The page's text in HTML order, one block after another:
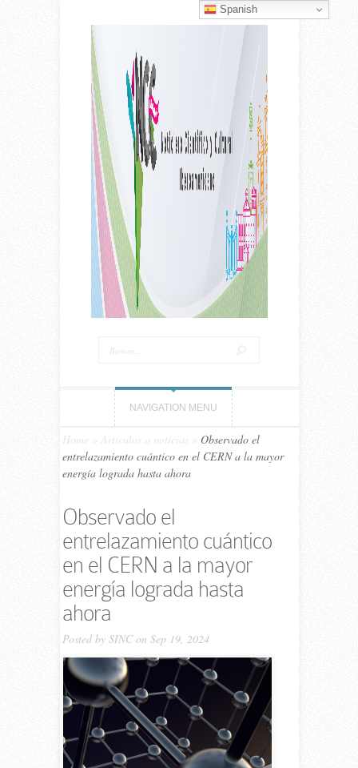
NAVIGATION MENU
Home Artículos o noticias
Observado el
entrelazamiento cuántico en el CERN a la mayor
energía lograda hasta ahora
Observado el
entrelazamiento cuántico
en el CERN a la mayor
energía lograda hasta
ahora
Posted by SINCon Sep 19, 2024
Spanish